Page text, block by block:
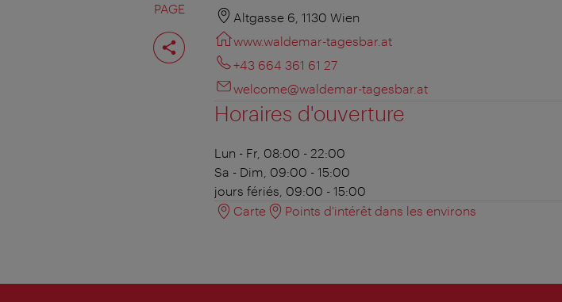
PAGE
Partager
cette
page
Altgasse 6, 1130 Wien
www.waldemar-tagesbar.at
+43 664 361 61 27
welcome@waldemar-tagesbar.at
Horaires d'ouverture
Lun - Fr, 08:00 - 22:00
Sa - Dim, 09:00 - 15:00
jours fériés, 09:00 - 15:00
Carte
Points d'intérêt dans les environs